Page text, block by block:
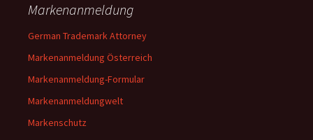
Markenanmeldung
German Trademark Attorney
Markenanmeldung Österreich
Markenanmeldung-Formular
Markenanmeldungwelt
Markenschutz